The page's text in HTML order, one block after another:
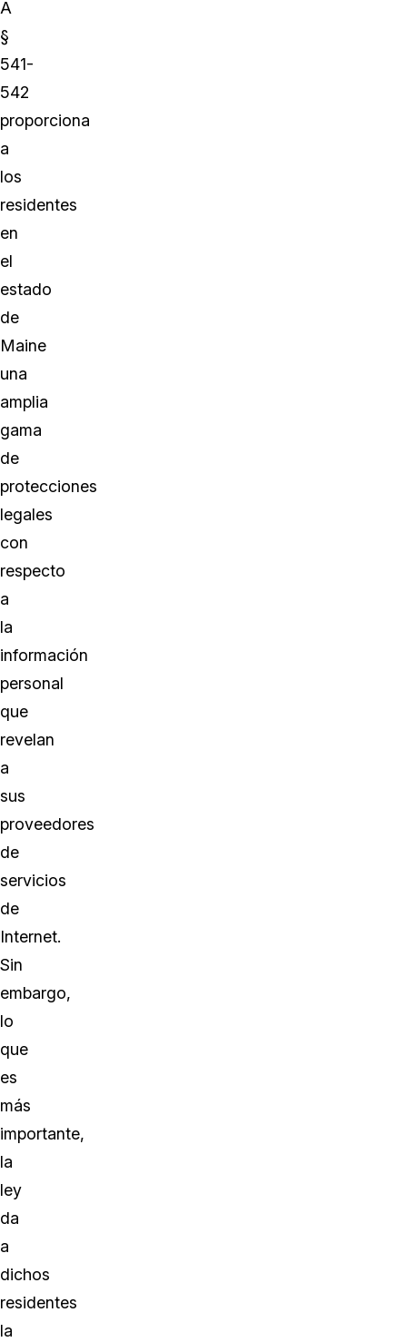
A
§
541-
542
proporciona
a
los
residentes
en
el
estado
de
Maine
una
amplia
gama
de
protecciones
legales
con
respecto
a
la
información
personal
que
revelan
a
sus
proveedores
de
servicios
de
Internet.
Sin
embargo,
lo
que
es
más
importante,
la
ley
da
a
dichos
residentes
la